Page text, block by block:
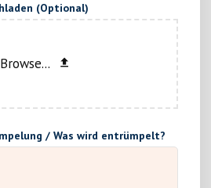
(Optional)
Browse...
/ Was wird entrümpelt?